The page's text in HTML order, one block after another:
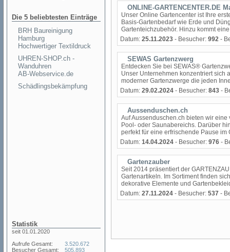
Die 5 beliebtesten Einträge
BRH Baureinigung
Hamburg
Hochwertiger Textildruck
UHREN-SHOP.ch -
Wanduhren
AB-Webservice.de
Schädlingsbekämpfung
Statistik
seit 01.01.2020
Aufrufe Gesamt:
Besucher Gesamt:
3.520.672
505.893
ONLINE-GARTENCENTER.DE
Unser Online Gartencenter ist Ihre
Basis-Gartenbedarf wie Erde und
Gartenteichzubehör. Hinzu kommt
Datum: 25.11.2023 - Besucher: 992 -
SEWAS Gartenzwerg
Entdecken Sie bei SEWAS®
Unser Unternehmen konzentriert sich
moderner Gartenzwerge die jeden
Datum: 29.02.2024 - Besucher: 843 -
Aussenduschen.ch
Auf Aussenduschen.ch bieten wir
Pool- oder Saunabereichs. Darüber
perfekt für eine erfrischende Pause im
Datum: 14.04.2024 - Besucher: 976 -
Gartenzauber
Seit 2014 präsentiert der
Gartenartikeln. Im Sortiment finden
dekorative Elemente und
Datum: 27.11.2024 - Besucher: 537 -